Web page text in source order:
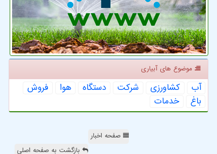
موضوع های آبیاری
آب كشاورزی شركت دستگاه هوا
فروش
باغ
خدمات
صفحه اخبار
بازگشت به صفحه اصلی